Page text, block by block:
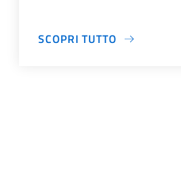
SCOPRI TUTTO